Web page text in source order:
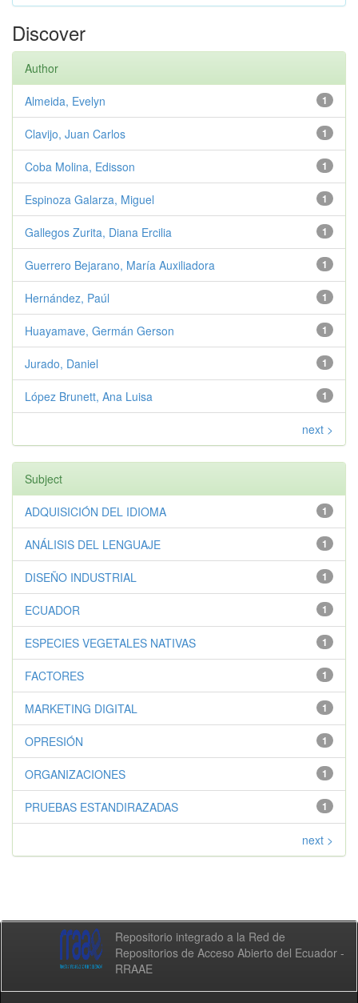
Discover
Author
1
Almeida, Evelyn
1
Clavijo, Juan Carlos
1
Coba Molina, Edisson
1
Espinoza Galarza, Miguel
1
Gallegos Zurita, Diana Ercilia
1
Guerrero Bejarano, María Auxiliadora
1
Hernández, Paúl
1
Huayamave, Germán Gerson
1
Jurado, Daniel
1
López Brunett, Ana Luisa
next >
Subject
1
ADQUISICIÓN DEL IDIOMA
1
ANÁLISIS DEL LENGUAJE
1
DISEÑO INDUSTRIAL
1
ECUADOR
1
ESPECIES VEGETALES NATIVAS
1
FACTORES
1
MARKETING DIGITAL
1
OPRESIÓN
1
ORGANIZACIONES
1
PRUEBAS ESTANDIRAZADAS
next >
Repositorio integrado a la Red de
Repositorios de Acceso Abierto del Ecuador -
RRAAE